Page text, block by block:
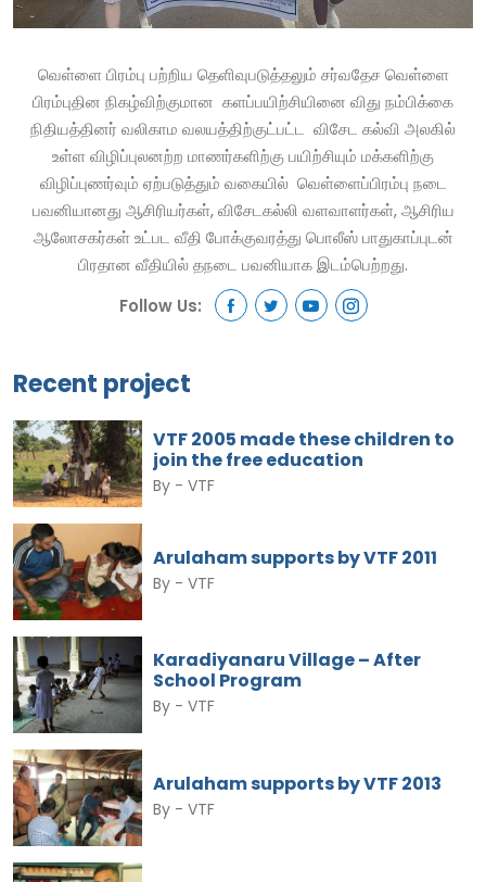
வெள்ளை பிரம்பு பற்றிய தெளிவுபடுத்தலும் சர்வதேச வெள்ளை
பிரம்புதின நிகழ்விற்குமான களப்பயிற்சியினை விது நம்பிக்கை
நிதியத்தினர் வலிகாம வலயத்திற்குட்பட்ட விசேட கல்வி அலகில்
உள்ள விழிப்புலனற்ற மாணர்களிற்கு பயிற்சியும் மக்களிற்கு
விழிப்புணர்வும் ஏற்படுத்தும் வகையில் வெள்ளைப்பிரம்பு நடை
பவனியானது ஆசிரியர்கள், விசேடகல்லி வளவாளர்கள், ஆசிரிய
ஆலோசகர்கள் உட்பட வீதி போக்குவரத்து பொலீஸ் பாதுகாப்புடன்
பிரதான வீதியில் தநடை பவனியாக இடம்பெற்றது.
Follow Us:
Recent project
VTF 2005 made these children to
join the free education
By - VTF
Arulaham supports by VTF 2011
By - VTF
Karadiyanaru Village – After
School Program
By - VTF
Arulaham supports by VTF 2013
By - VTF